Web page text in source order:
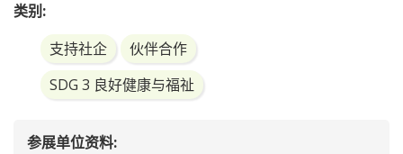
类别:
支持社企
伙伴合作
SDG 3 良好健康与福祉
参展单位资料: